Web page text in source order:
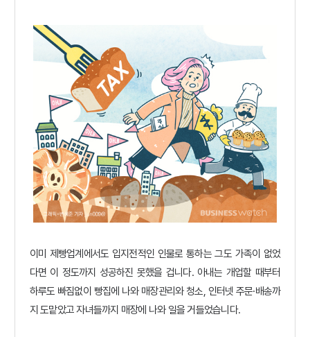
이미 제빵업계에서도 입지전적인 인물로 통하는 그도 가족이 없었
다면 이 정도까지 성공하진 못했을 겁니다. 아내는 개업할 때부터
하루도 빠짐없이 빵집에 나와 매장관리와 청소, 인터넷 주문·배송까
지 도맡았고 자녀들까지 매장에 나와 일을 거들었습니다.